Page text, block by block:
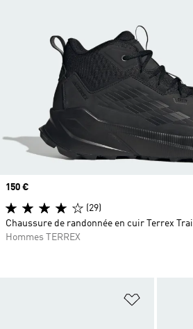
Ajouter
Prix
150 €
(29)
Chaussure de randonnée en cuir Terrex
Hommes TERREX